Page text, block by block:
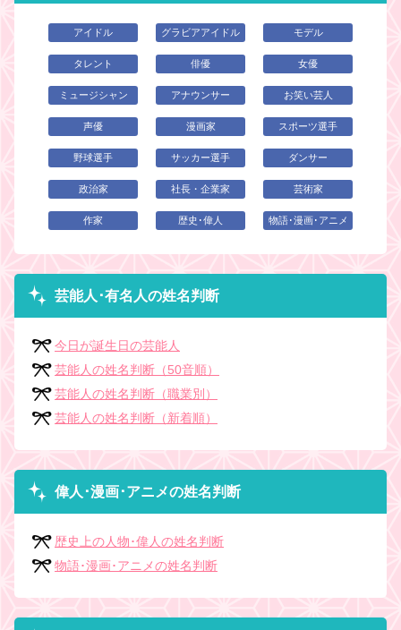
アイドル グラビアアイドル モデル
タレント 俳優 女優
ミュージシャン アナウンサー お笑い芸人
声優 漫画家 スポーツ選手
野球選手 サッカー選手 ダンサー
政治家 社長・企業家 芸術家
作家 歴史･偉人 物語･漫画･アニメ
芸能人･有名人の姓名判断
今日が誕生日の芸能人
芸能人の姓名判断（50音順）
芸能人の姓名判断（職業別）
芸能人の姓名判断（新着順）
偉人･漫画･アニメの姓名判断
歴史上の人物･偉人の姓名判断
物語･漫画･アニメの姓名判断